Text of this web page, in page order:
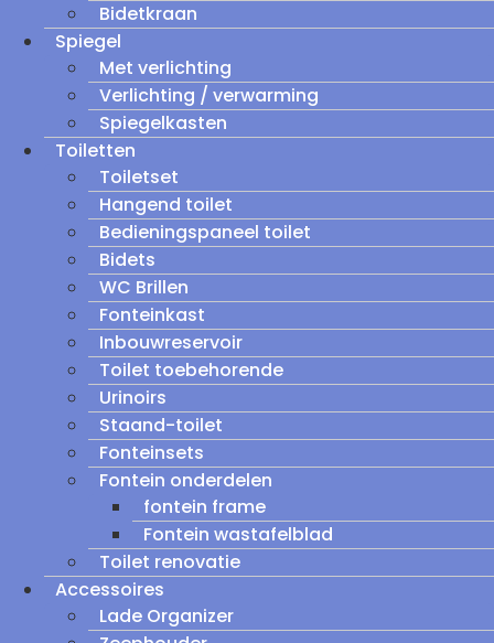
Bidetkraan
Spiegel
Met verlichting
Verlichting / verwarming
Spiegelkasten
Toiletten
Toiletset
Hangend toilet
Bedieningspaneel toilet
Bidets
WC Brillen
Fonteinkast
Inbouwreservoir
Toilet toebehorende
Urinoirs
Staand-toilet
Fonteinsets
Fontein onderdelen
fontein frame
Fontein wastafelblad
Toilet renovatie
Accessoires
Lade Organizer